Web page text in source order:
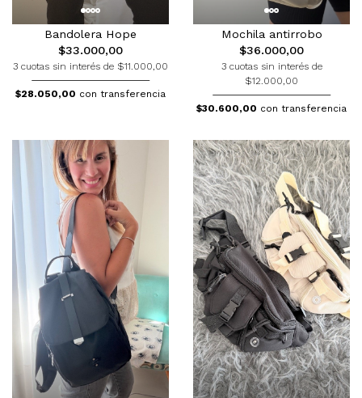
Bandolera Hope
$33.000,00
3 cuotas sin interés de $11.000,00
$28.050,00 con transferencia
Mochila antirrobo
$36.000,00
3 cuotas sin interés de
$12.000,00
$30.600,00 con transferencia